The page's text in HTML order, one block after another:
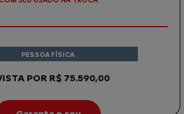
POR R$ 75.590,00
PESSOA FÍSICA